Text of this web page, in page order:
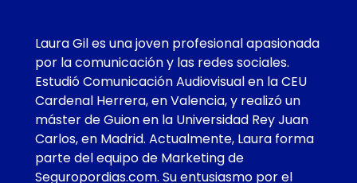
Laura Gil es una joven profesional apasionada
por la comunicación y las redes sociales.
Estudió Comunicación Audiovisual en la CEU
Cardenal Herrera, en Valencia, y realizó un
máster de Guion en la Universidad Rey Juan
Carlos, en Madrid. Actualmente, Laura forma
parte del equipo de Marketing de
Seguropordias.com. Su entusiasmo por el